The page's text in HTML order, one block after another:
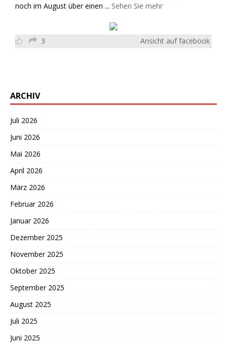
noch im August über einen ... Sehen Sie mehr
3 Ansicht auf facebook
ARCHIV
Juli 2026
Juni 2026
Mai 2026
April 2026
März 2026
Februar 2026
Januar 2026
Dezember 2025
November 2025
Oktober 2025
September 2025
August 2025
Juli 2025
Juni 2025